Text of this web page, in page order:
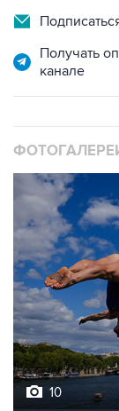
Получать
10
Лучшие фото